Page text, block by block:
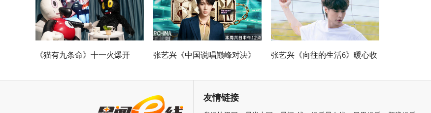
《猫有九条命》十一火爆开 张艺兴《中国说唱巅峰对决》
冲上巅峰炸裂舞台
张艺兴《向往的生活6》暖心收
友情链接